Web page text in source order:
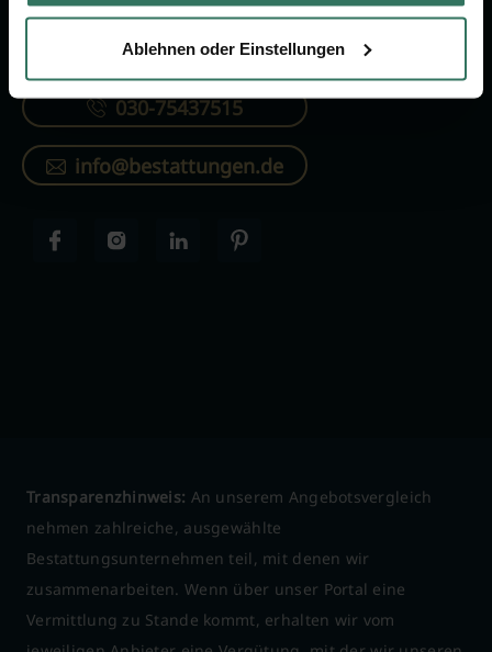
Ablehnen oder Einstellungen
KONTAKTIEREN SIE UNS
030-75437515
info@bestattungen.de
Transparenzhinweis: An unserem Angebotsvergleich
nehmen zahlreiche, ausgewählte
Bestattungsunternehmen teil, mit denen wir
zusammenarbeiten. Wenn über unser Portal eine
Vermittlung zu Stande kommt, erhalten wir vom